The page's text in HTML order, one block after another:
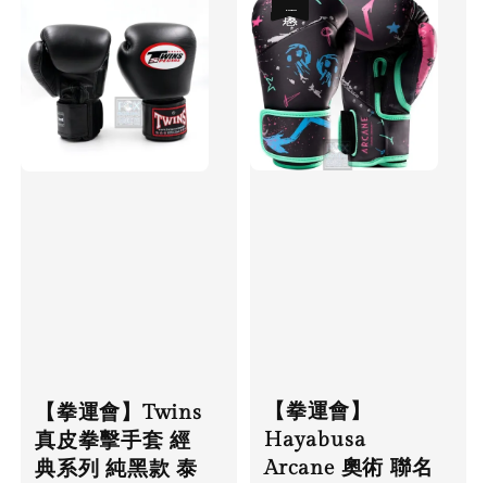
【拳運會】Twins
真皮拳擊手套 經
典系列 純黑款 泰
【拳運會】
Hayabusa
Arcane 奧術 聯名